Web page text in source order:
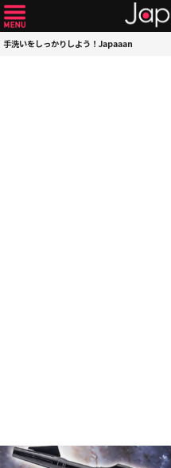
手洗いをしっかりしよう！Japaaan